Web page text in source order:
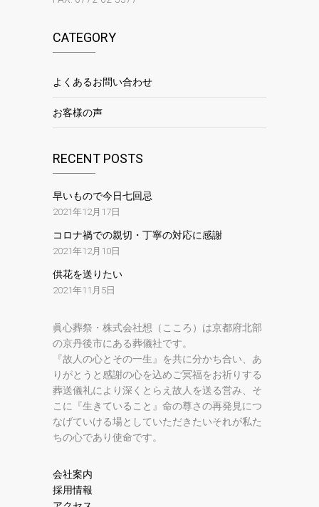
CATEGORY
よくあるお問い合わせ
お客様の声
RECENT POSTS
早いもので今日七回忌
2021年12月17日
コロナ禍での親切・丁寧の対応に感謝
2021年12月10日
供花を送りたい
2021年11月5日
眞心葬祭・株式会社想（こころ）は京都府北部
の京丹後市にある葬儀社です。
『故人の心とその一生』を共に分かち合い、あ
りがとうと感謝の心を込めご冥福をお祈りする
葬送儀礼により深くとらえ故人を送る営み、そ
こに『生きていること』命の尊さの再発見につ
なげていける場としていただきたいそれが私た
ちの心であり使命です。
会社案内
採用情報